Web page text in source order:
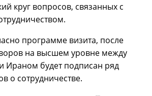
круг вопросов, связанных с
программе визита, после
на высшем уровне между
Ираном будет подписан ряд
о сотрудничестве.